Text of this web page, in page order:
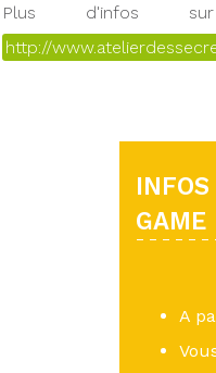
Plus d'infos
http://
GAME
A